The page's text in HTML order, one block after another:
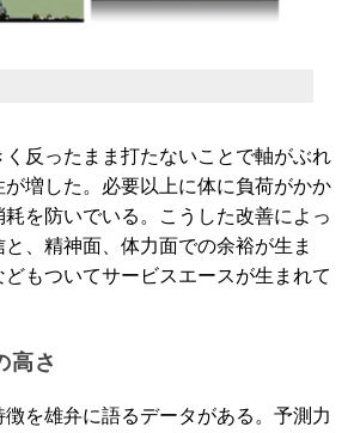
反ったまま打たないことで軸がぶれ
増した。必要以上に体に負荷がかか
を防いでいる。こうした改善によっ
、精神面、体力面での余裕が生ま
もついてサービスエースが生まれて
高さ
を雄弁に語るデータがある。予測力